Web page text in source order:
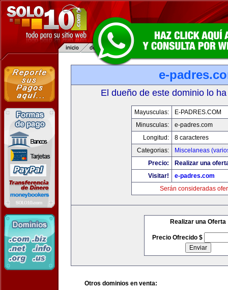
e-
El dueño de este dominio lo
Mayusculas:
E-PADRES.COM
Minusculas:
e-padres.com
Longitud:
8 caracteres
Categorias:
Miscelaneas
Precio:
Realizar una
Visitar!
e-padres.com
Serán consideradas
Realizar una Oferta
Precio Ofrecido $
Otros dominios en venta: